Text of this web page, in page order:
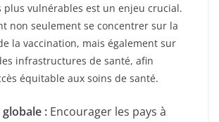
plus vulnérables est un enjeu crucial.
non seulement se concentrer sur la
la vaccination, mais également sur
infrastructures de santé, afin
équitable aux soins de santé.
: Encourager les pays à